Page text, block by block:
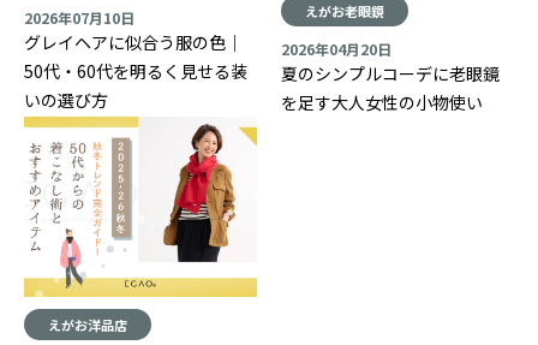
2026年07月10日
グレイヘアに似合う服の色｜
50代・60代を明るく見せる装
いの選び方
えがお老眼鏡
2026年04月20日
夏のシンプルコーデに老眼鏡
を足す大人女性の小物使い
えがお洋品店